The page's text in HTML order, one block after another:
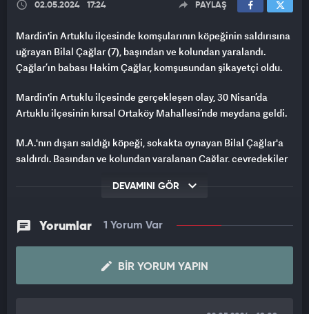
02.05.2024 17:24 PAYLAŞ
Mardin'in Artuklu ilçesinde komşularının köpeğinin saldırısına
uğrayan Bilal Çağlar (7), başından ve kolundan yaralandı.
Çağlar’ın babası Hakim Çağlar, komşusundan şikayetçi oldu.
Mardin'in Artuklu ilçesinde gerçekleşen olay, 30 Nisan’da
Artuklu ilçesinin kırsal Ortaköy Mahallesi’nde meydana geldi.
M.A.'nın dışarı saldığı köpeği, sokakta oynayan Bilal Çağlar'a
saldırdı. Başından ve kolundan yaralanan Çağlar, çevredekiler
yerine sağlık ekipleri sevk edildi. Çağlar, ilk müdahalesinin
tedaviye alındı. Hastanede tedavisi devam eden ve kuduz aşısı
da yapılan Çağlar’ın babası Hakim Çağlar, komşuları M.A.’dan
'OĞLUM ÖLÜMDEN DÖNDÜ'
DEVAMINI GÖR
Yorumlar 1 Yorum Var
BIR YORUM YAPIN